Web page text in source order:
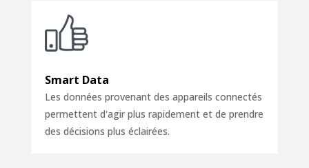
Smart Data
Les données provenant des appareils connectés
permettent d'agir plus rapidement et de prendre
des décisions plus éclairées.